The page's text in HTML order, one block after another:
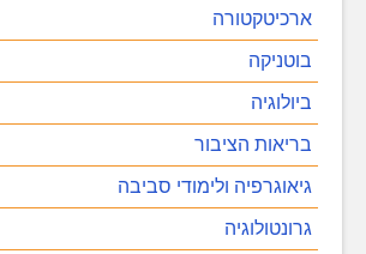
ארכיטקטורה
בוטניקה
ביולוגיה
בריאות הציבור
גיאוגרפיה ולימודי סביבה
גרונטולוגיה